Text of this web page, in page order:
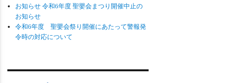
お知らせ 令和6年度 聖嬰会まつり開催中止の
お知らせ
令和6年度 聖嬰会祭り開催にあたって警報発
令時の対応について